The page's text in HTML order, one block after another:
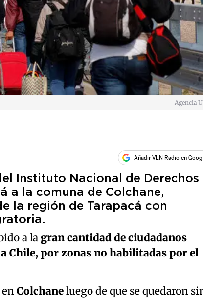
Agencia
Añadir VLN Radio en
Instituto Nacional de Derechos
a la comuna de Colchane,
la región de Tarapacá con
a lagran cantidad de ciudadanos
Chile, por zonas no habilitadas por el
Colchaneluego de que se quedaron